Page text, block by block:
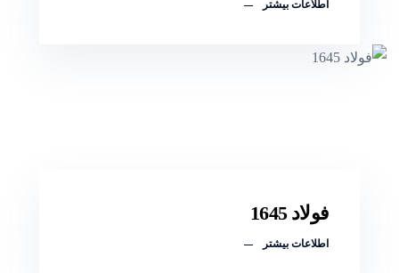
اطلاعات بیشتر
فولاد 1645
اطلاعات بیشتر